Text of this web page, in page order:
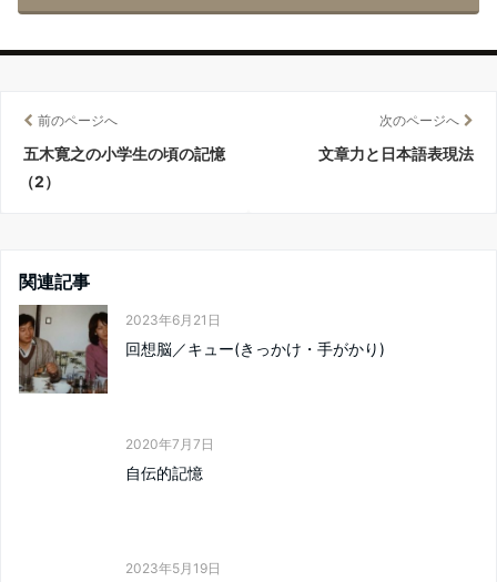
前のページへ
五木寛之の小学生の頃の記憶
（2）
次のページへ
文章力と日本語表現法
関連記事
2023年6月21日
回想脳／キュー(きっかけ・手がかり)
2020年7月7日
自伝的記憶
2023年5月19日